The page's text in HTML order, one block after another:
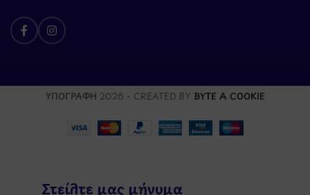
ΥΠΟΓΡΑΦΗ 2026 - CREATED BY BYTE A COOKIE
Στείλτε μας μήνυμα